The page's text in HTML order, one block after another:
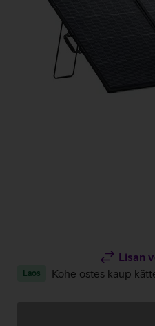
Lisan
Laos Kohe ostes kaup